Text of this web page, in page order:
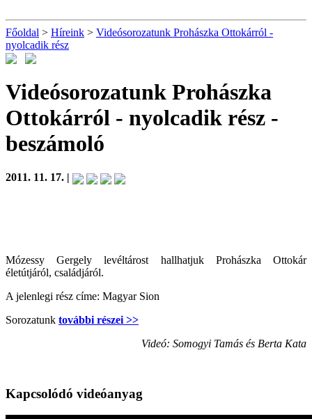
Főoldal > Híreink > Videósorozatunk Prohászka Ottokárról -
nyolcadik rész
Videósorozatunk Prohászka
Ottokárról - nyolcadik rész -
beszámoló
2011. 11. 17. |
Mózessy Gergely levéltárost hallhatjuk Prohászka Ottokár
életútjáról, családjáról.
A jelenlegi rész címe: Magyar Sion
Sorozatunk további részei >>
Videó: Somogyi Tamás és Berta Kata
Kapcsolódó videóanyag